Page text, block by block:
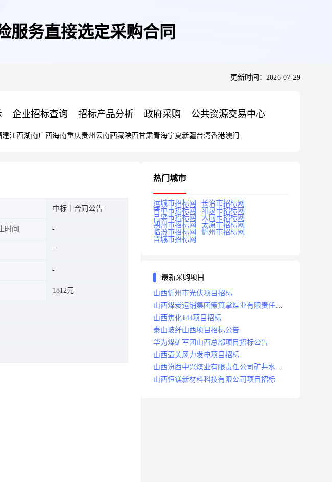
服务直接选定采购合同
更新时间：2026-07-29
企业招标查询 招标产品分析 政府采购 公共资源交易中心
建江西湖南广西海南重庆贵州 云南西藏陕西甘肃青海宁夏新疆台湾香港澳门
中标｜合同公告
时间
1812元
热门城市
运城市招标网
长治市招标网
晋中市招标网
阳泉市招标网
吕梁市招标网
大同市招标网
朔州市招标网
太原市招标网
临汾市招标网
忻州市招标网
晋城市招标网
最新采购项目
山西忻州市光伏项目招标
山西煤炭运销集团簸箕掌煤业有限责任公
司井田地面三维地震勘探项目招标
山西焦化144项目招标
泰山玻纤山西项目招标公告
华为煤矿军团山西总部项目招标公告
山西壶关风力发电项目招标
山西汾西中兴煤业有限责任公司矿井水处
理站升级改造项目招标
山西恒镁新材料科技有限公司项目招标